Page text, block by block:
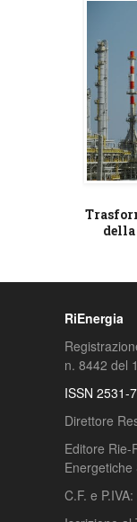
RiEnergia
n. 8442 del
ISSN 2531-
Direttore
Editore Rie-
Energetiche
C.F. e